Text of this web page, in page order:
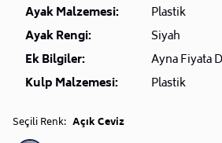
Ayak Malzemesi:
Plastik
Ayak Rengi:
Siyah
Ek Bilgiler:
Ayna Fiyata
Kulp Malzemesi:
Plastik
Seçili Renk: Açık Ceviz